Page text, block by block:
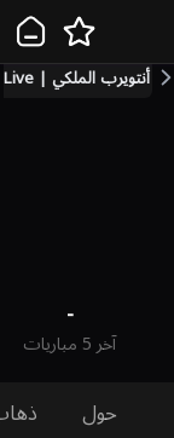
أنتويرب الملكي | Live
-
آخر 5 مباريات
حول